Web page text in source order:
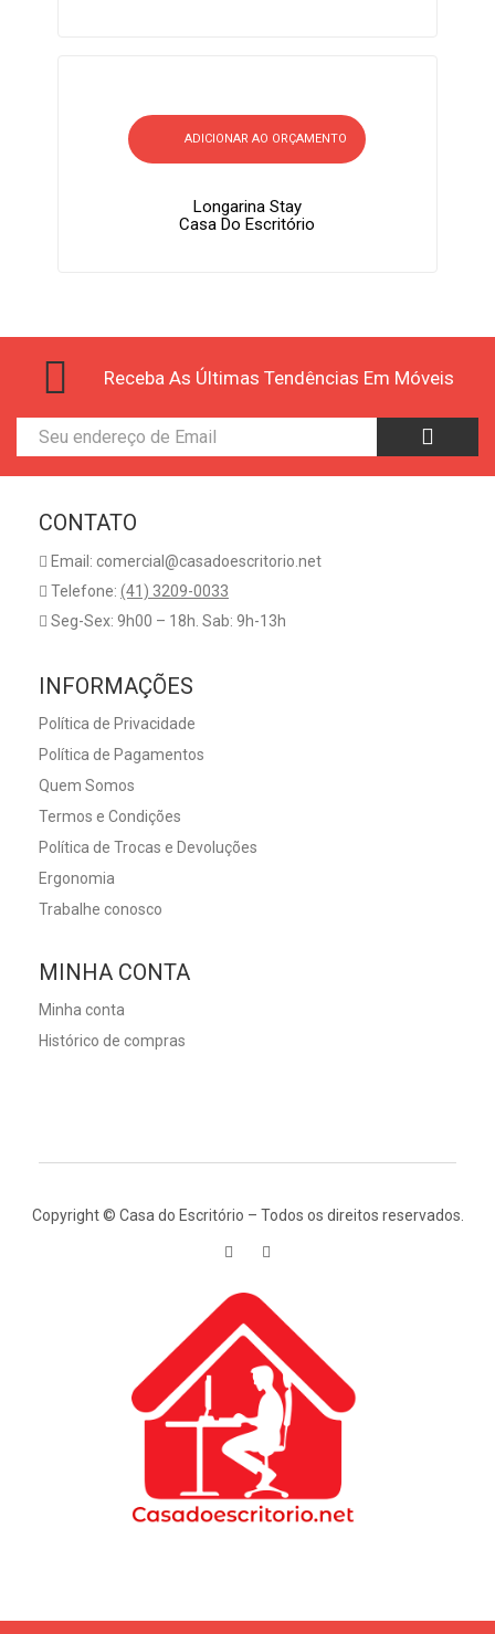
ADICIONAR AO ORÇAMENTO
Longarina Stay
Casa Do Escritório
Receba As Últimas Tendências Em Móveis
CONTATO
Email: comercial@casadoescritorio.net
Telefone: (41) 3209-0033
Seg-Sex: 9h00 – 18h. Sab: 9h-13h
INFORMAÇÕES
Política de Privacidade
Política de Pagamentos
Quem Somos
Termos e Condições
Política de Trocas e Devoluções
Ergonomia
Trabalhe conosco
MINHA CONTA
Minha conta
Histórico de compras
Copyright © Casa do Escritório – Todos os direitos reservados.